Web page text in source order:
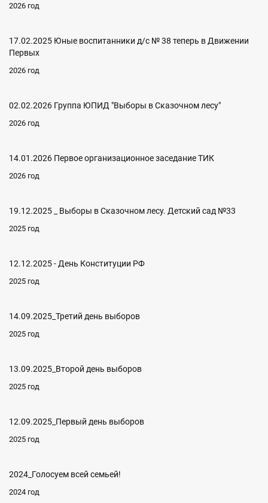
2026 год
17.02.2025 Юные воспитанники д/с № 38 теперь в Движении
Первых
2026 год
02.02.2026 Группа ЮПИД "Выборы в Сказочном лесу"
2026 год
14.01.2026 Первое организационное заседание ТИК
2026 год
19.12.2025 _ Выборы в Сказочном лесу. Детский сад №33
2025 год
12.12.2025 - День Конституции РФ
2025 год
14.09.2025_Третий день выборов
2025 год
13.09.2025_Второй день выборов
2025 год
12.09.2025_Первый день выборов
2025 год
2024_Голосуем всей семьей!
2024 год